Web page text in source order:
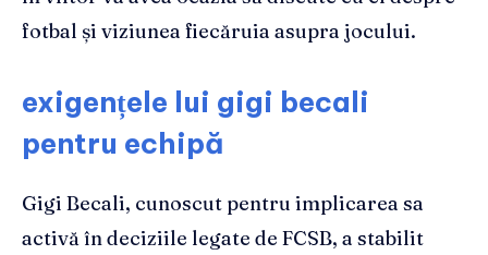
fotbal și viziunea fiecăruia asupra jocului.
exigențele lui gigi becali
pentru echipă
Gigi Becali, cunoscut pentru implicarea sa
activă în deciziile legate de FCSB, a stabilit